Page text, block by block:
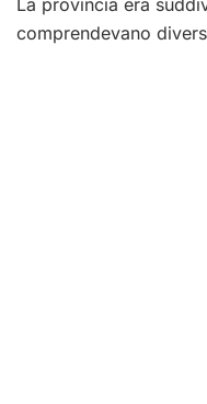
comprendevano